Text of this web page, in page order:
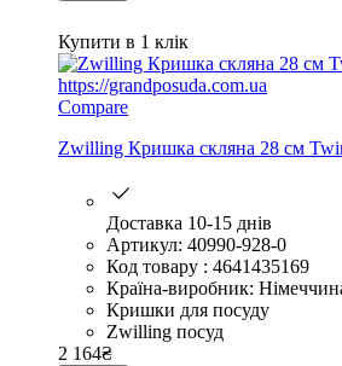
Купити в 1 клік
Compare
Zwilling Кришка скляна 28 см
Доставка 10-15 днів
Артикул: 40990-928-0
Код товару : 4641435169
Країна-виробник:
Кришки для посуду
Zwilling посуд
2 164₴